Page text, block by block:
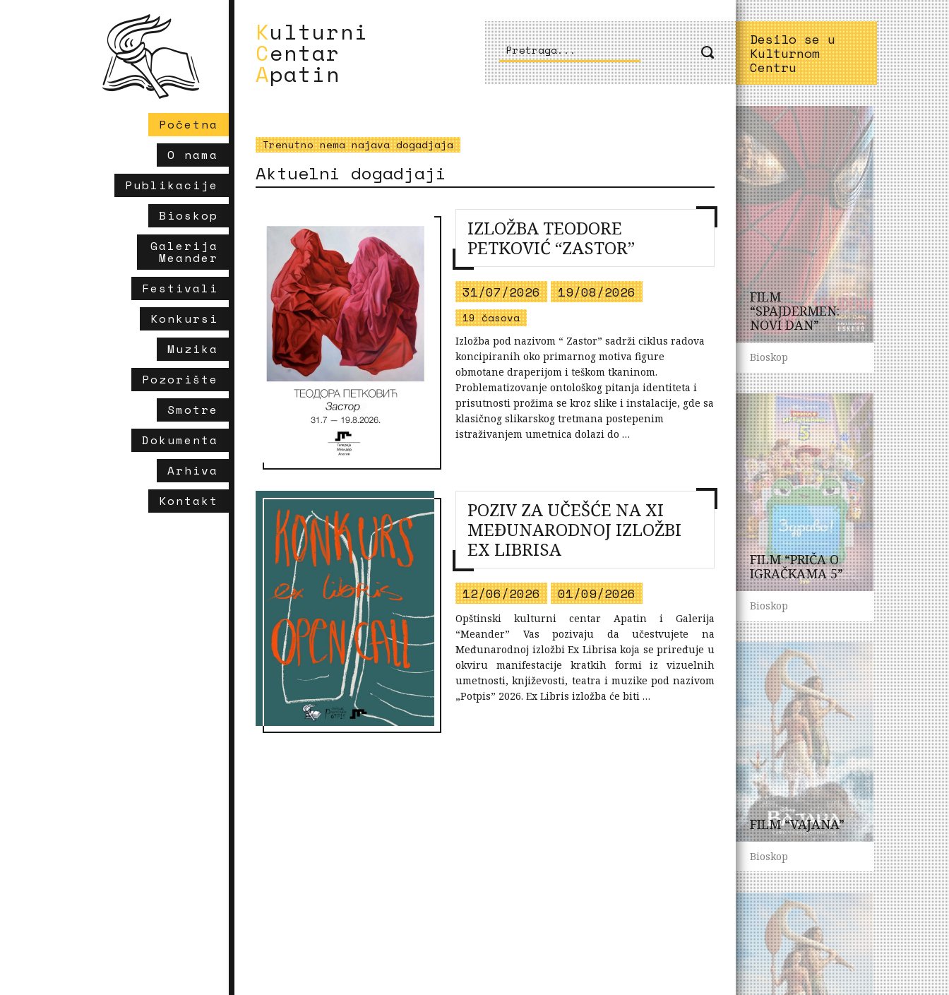
Početna
O nama
Publikacije
Bioskop
Galerija
Meander
Festivali
Konkursi
Muzika
Pozorište
Smotre
Dokumenta
Arhiva
Kontakt
Kulturni
Centar
Apatin
Pretraga...
Trenutno nema najava dogadjaja
Aktuelni dogadjaji
IZLOŽBA TEODORE
PETKOVIĆ “ZASTOR”
31/07/2026 19/08/2026
19 časova
Izložba pod nazivom “ Zastor” sadrži ciklus radova
koncipiranih oko primarnog motiva figure
obmotane draperijom i teškom tkaninom.
Problematizovanje ontološkog pitanja identiteta i
prisutnosti prožima se kroz slike i instalacije, gde sa
klasičnog slikarskog tretmana postepenim
istraživanjem umetnica dolazi do …
POZIV ZA UČEŠĆE NA XI
MEĐUNARODNOJ IZLOŽBI
EX LIBRISA
12/06/2026 01/09/2026
Opštinski kulturni centar Apatin i Galerija
“Meander” Vas pozivaju da učestvujete na
Međunarodnoj izložbi Ex Librisa koja se priređuje u
okviru manifestacije kratkih formi iz vizuelnih
umetnosti, književosti, teatra i muzike pod nazivom
„Potpis” 2026. Ex Libris izložba će biti …
Desilo se u
Kulturnom
Centru
FILM
“SPAJDERMEN:
NOVI DAN”
Bioskop
FILM “PRIČA O
IGRAČKAMA 5”
Bioskop
FILM “VAJANA”
Bioskop